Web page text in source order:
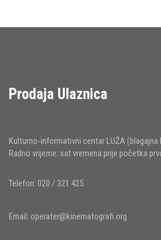
Prodaja Ulaznica
Kulturno-informativni centar LUŽA (blagajna
Radno vrijeme: sat vremena prije početka
Telefon: 020 / 321 425
Email: operater@kinematografi.org